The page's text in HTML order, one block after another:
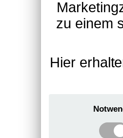
zu einem
Hier